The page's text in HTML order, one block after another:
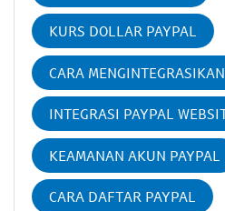
KURS DOLLAR PAYPAL
CARA
INTEGRASI PAYPAL
KEAMANAN AKUN PAYPAL
CARA DAFTAR PAYPAL